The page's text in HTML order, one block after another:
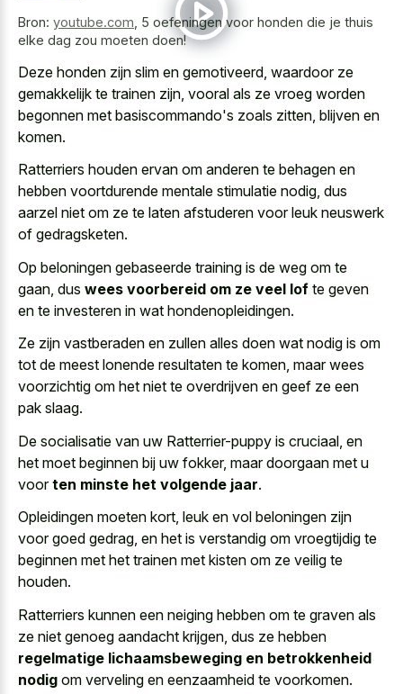
Bron: youtube.com 5 oefeningen voor honden die je thuis
elke dag zou moeten doen!
Deze honden zijn slim en gemotiveerd, waardoor ze
gemakkelijk te trainen zijn, vooral als ze vroeg worden
begonnen met basiscommando's zoals zitten, blijven en
komen.
Ratterriers houden ervan om anderen te behagen en
hebben voortdurende mentale stimulatie nodig, dus
aarzel niet om ze te laten afstuderen voor leuk neuswerk
of gedragsketen.
Op beloningen gebaseerde training is de weg om te
gaan, dus wees voorbereid om ze veel lof te geven
en te investeren in wat hondenopleidingen.
Ze zijn vastberaden en zullen alles doen wat nodig is om
tot de meest lonende resultaten te komen, maar wees
voorzichtig om het niet te overdrijven en geef ze een
pak slaag.
De socialisatie van uw Ratterrier-puppy is cruciaal, en
het moet beginnen bij uw fokker, maar doorgaan met u
voorten minste het volgende jaar.
Opleidingen moeten kort, leuk en vol beloningen zijn
voor goed gedrag, en het is verstandig om vroegtijdig te
beginnen met het trainen met kisten om ze veilig te
houden.
Ratterriers kunnen een neiging hebben om te graven als
ze niet genoeg aandacht krijgen, dus ze hebben
regelmatige lichaamsbeweging en betrokkenheid
nodig om verveling en eenzaamheid te voorkomen.